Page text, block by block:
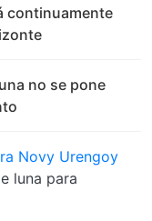
continuamente
no se pone
Novy Urengoy
luna para